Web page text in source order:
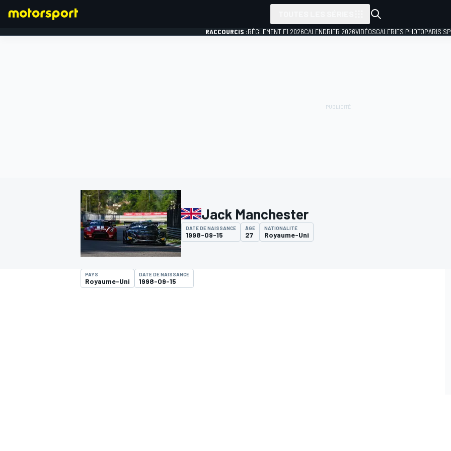
RACCOURCIS :RÈGLEMENT F1 2026CALENDRIER 2026VIDÉOSGALERIES PHOTOPARIS
Jack Manchester
DATE DE NAISSANCE
1998-09-15
ÂGE
27
NATIONALITÉ
Royaume-Uni
PAYS
Royaume-Uni
DATE DE NAISSANCE
1998-09-15